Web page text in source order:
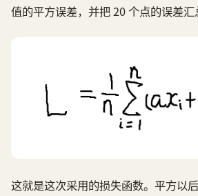
值的平方误差，并把 20 个点的误差汇
这就是这次采用的损失函数。平方以